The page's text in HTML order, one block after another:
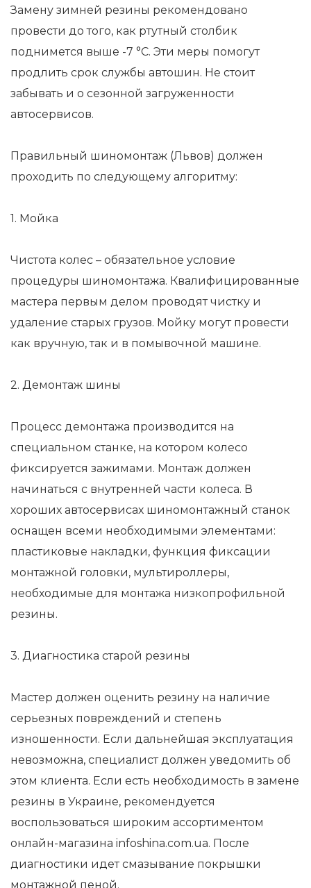
Замену зимней резины рекомендовано
провести до того, как ртутный столбик
поднимется выше -7 °C. Эти меры помогут
продлить срок службы автошин. Не стоит
забывать и о сезонной загруженности
автосервисов.
Правильный шиномонтаж (Львов) должен
проходить по следующему алгоритму:
1. Мойка
Чистота колес – обязательное условие
процедуры шиномонтажа. Квалифицированные
мастера первым делом проводят чистку и
удаление старых грузов. Мойку могут провести
как вручную, так и в помывочной машине.
2. Демонтаж шины
Процесс демонтажа производится на
специальном станке, на котором колесо
фиксируется зажимами. Монтаж должен
начинаться с внутренней части колеса. В
хороших автосервисах шиномонтажный станок
оснащен всеми необходимыми элементами:
пластиковые накладки, функция фиксации
монтажной головки, мультироллеры,
необходимые для монтажа низкопрофильной
резины.
3. Диагностика старой резины
Мастер должен оценить резину на наличие
серьезных повреждений и степень
изношенности. Если дальнейшая эксплуатация
невозможна, специалист должен уведомить об
этом клиента. Если есть необходимость в замене
резины в Украине, рекомендуется
воспользоваться широким ассортиментом
онлайн-магазина infoshina.com.ua. После
диагностики идет смазывание покрышки
монтажной пеной.